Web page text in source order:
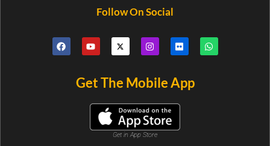
Follow On Social
Get The Mobile App
Get in App Store